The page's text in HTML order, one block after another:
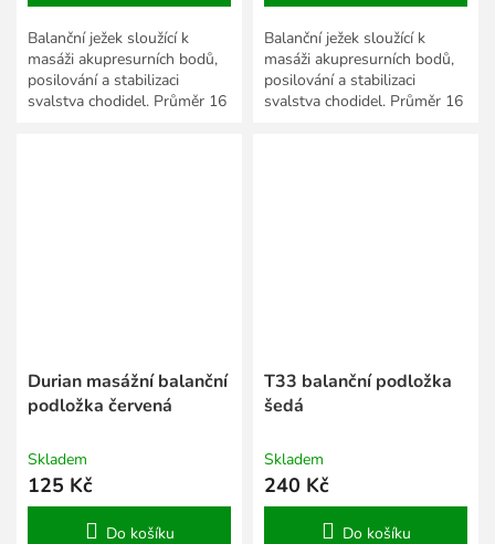
Balanční ježek sloužící k
masáži akupresurních bodů,
posilování a stabilizaci
svalstva chodidel. Průměr 16
Balanční ježek sloužící k
masáži akupresurních bodů,
posilování a stabilizaci
svalstva chodidel. Průměr 16
Durian masážní balanční
podložka červená
Skladem
125 Kč
Do košíku
T33 balanční podložka
šedá
Skladem
240 Kč
Do košíku